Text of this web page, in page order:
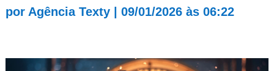
por Agência Texty| 09/01/2026 às 06:22